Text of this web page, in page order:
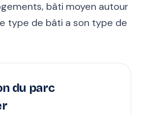
bâti moyen autour
type de bâti a son type de
du parc